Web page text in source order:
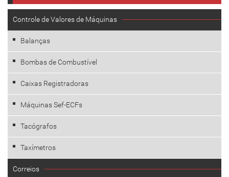
Controle de Valores de Máquinas
Balanças
Bombas de Combustível
Caixas Registradoras
Máquinas Sef-ECFs
Tacógrafos
Taxímetros
Correios